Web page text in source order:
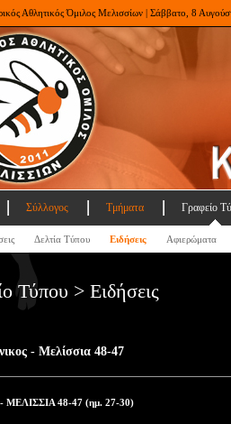
Αθλητικός Όμιλος Μελισσίων | Σάββατο, 8
Σύλλογος Τμήματα Γραφείο
Δελτία Τύπου Ειδήσεις Αφιερώματα
Τύπου > Ειδήσεις
- Μελίσσια 48-47
48-47 (ημ. 27-30)